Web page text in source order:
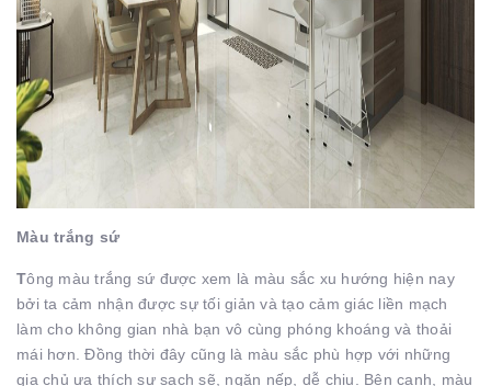
Màu trắng sứ
Tông màu trắng sứ được xem là màu sắc xu hướng hiện nay
bởi ta cảm nhận được sự tối giản và tạo cảm giác liền mạch
làm cho không gian nhà bạn vô cùng phóng khoáng và thoải
mái hơn. Đồng thời đây cũng là màu sắc phù hợp với những
gia chủ ưa thích sự sạch sẽ, ngăn nếp, dễ chịu. Bên cạnh, màu